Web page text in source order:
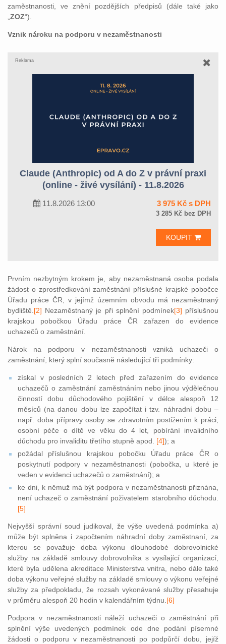
zaměstnanosti, ve znění pozdějších předpisů (dále také jako
ZOZ“).
Vznik nároku na podporu v nezaměstnanosti
Reklama
Claude (Anthropic) od A do Z v právní praxi
(online - živé vysílání) - 11.8.2026
11.8.2026 13:00 3 975 Kč s DPH
3 285 Kč bez DPH
KOUPIT
Prvním nezbytným krokem je, aby nezaměstnaná osoba podala
žádost o zprostředkování zaměstnání příslušné krajské pobočce
Úřadu práce ČR, v jejímž územním obvodu má nezaměstnaný
bydliště. [2] Nezaměstnaný je při splnění podmínek[3] příslušnou
krajskou pobočkou Úřadu práce ČR zařazen do evidence
uchazečů o zaměstnání.
Nárok na podporu v nezaměstnanosti vzniká uchazeči o
zaměstnání, který splní současně následující tři podmínky:
získal v posledních 2 letech před zařazením do evidence
uchazečů o zaměstnání zaměstnáním nebo jinou výdělečnou
činností dobu důchodového pojištění v délce alespoň 12
měsíců (na danou dobu lze započítat i tzv. náhradní dobu –
např. doba přípravy osoby se zdravotním postižením k práci,
osobní péče o dítě ve věku do 4 let, pobírání invalidního
důchodu pro invaliditu třetího stupně apod. [4]); a
požádal příslušnou krajskou pobočku Úřadu práce ČR o
poskytnutí podpory v nezaměstnanosti (pobočka, u které je
veden v evidenci uchazečů o zaměstnání); a
ke dni, k němuž má být podpora v nezaměstnanosti přiznána,
není uchazeč o zaměstnání poživatelem starobního důchodu.
[5]
Nejvyšší správní soud judikoval, že výše uvedená podmínka a)
může být splněna i započtením náhradní doby zaměstnaní, za
kterou se považuje doba výkonu dlouhodobé dobrovolnické
služby na základě smlouvy dobrovolníka s vysílající organizací,
které byla udělena akreditace Ministerstva vnitra, nebo dále také
doba výkonu veřejné služby na základě smlouvy o výkonu veřejné
služby za předpokladu, že rozsah vykonávané služby přesahuje
v průměru alespoň 20 hodin v kalendářním týdnu. [6]
Podpora v nezaměstnanosti náleží uchazeči o zaměstnání při
splnění výše uvedených podmínek ode dne podání písemné
žádosti o podporu v nezaměstnanosti po podpůrčí dobu, jejíž